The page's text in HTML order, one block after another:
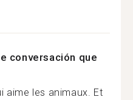
conversación que
aime les animaux. Et